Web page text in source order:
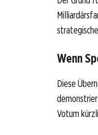
Wenn
Diese
Votum